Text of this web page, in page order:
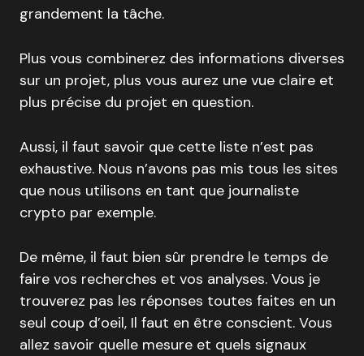
grandement la tâche.
Plus vous combinerez des informations diverses
sur un projet, plus vous aurez une vue claire et
plus précise du projet en question.
Aussi, il faut savoir que cette liste n’est pas
exhaustive. Nous n’avons pas mis tous les sites
que nous utilisons en tant que journaliste
crypto par exemple.
De même, il faut bien sûr prendre le temps de
faire vos recherches et vos analyses. Vous je
trouverez pas les réponses toutes faites en un
seul coup d’oeil, Il faut en être conscient. Vous
allez savoir quelle mesure et quels signaux